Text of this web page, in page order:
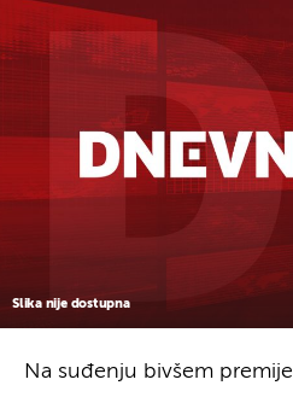
Slika nije dostupna
Na suđenju bivšem